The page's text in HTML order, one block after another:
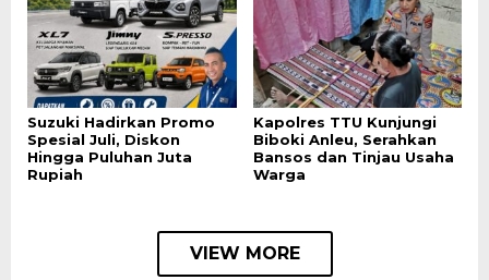
Suzuki Hadirkan Promo
Spesial Juli, Diskon
Hingga Puluhan Juta
Rupiah
Kapolres TTU Kunjungi
Biboki Anleu, Serahkan
Bansos dan Tinjau Usaha
Warga
VIEW MORE